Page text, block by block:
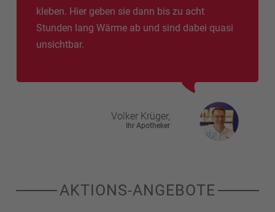
kleben. Hier geben sie dann bis zu acht
Stunden lang Wärme ab und sind dabei quasi
unsichtbar.
Volker Krüger,
Ihr Apotheker
AKTIONS-ANGEBOTE